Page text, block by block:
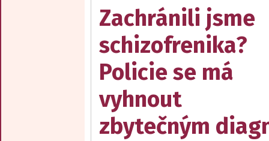
Zachránili jsme
schizofrenika?
Policie se má
vyhnout
zbytečným